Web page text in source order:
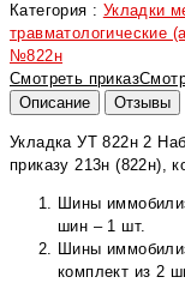
Категория : Укладки
травматологические
№822н
Смотреть приказ
Описание
Отзывы
Укладка УТ 822н 2
приказу 213н (822н),
Шины
шин – 1 шт.
Шины
комплект из 2